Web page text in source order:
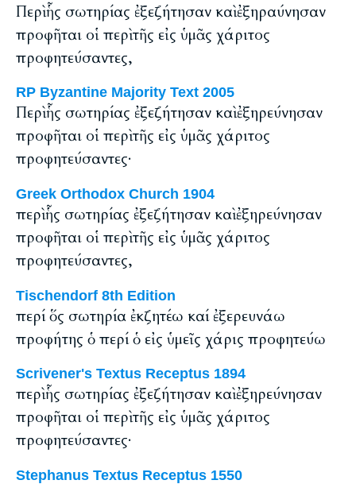
Περὶ ἧς σωτηρίας ἐξεζήτησαν καὶ ἐξηραύνησαν
προφῆται οἱ περὶ τῆς εἰς ὑμᾶς χάριτος
προφητεύσαντες,
RP Byzantine Majority Text 2005
Περὶ ἧς σωτηρίας ἐξεζήτησαν καὶ ἐξηρεύνησαν
προφῆται οἱ περὶ τῆς εἰς ὑμᾶς χάριτος
προφητεύσαντες·
Greek Orthodox Church 1904
περὶ ἧς σωτηρίας ἐξεζήτησαν καὶ ἐξηρεύνησαν
προφῆται οἱ περὶ τῆς εἰς ὑμᾶς χάριτος
προφητεύσαντες,
Tischendorf 8th Edition
περί ὅς σωτηρία ἐκζητέω καί ἐξερευνάω
προφήτης ὁ περί ὁ εἰς ὑμεῖς χάρις προφητεύω
Scrivener's Textus Receptus 1894
περὶ ἧς σωτηρίας ἐξεζήτησαν καὶ ἐξηρεύνησαν
προφῆται οἱ περὶ τῆς εἰς ὑμᾶς χάριτος
προφητεύσαντες·
Stephanus Textus Receptus 1550